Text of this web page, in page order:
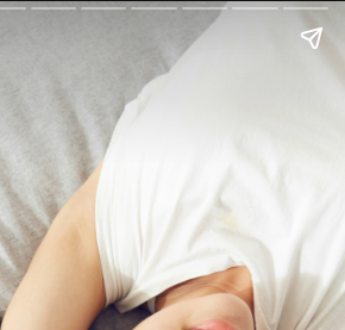
यात्रा करना